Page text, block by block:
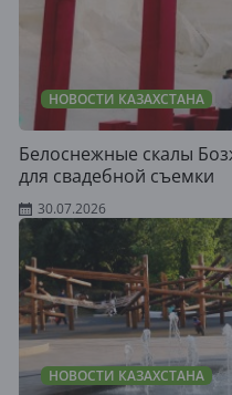
НОВОСТИ КАЗАХСТАНА
Белоснежные скалы
для свадебной съемки
30.07.2026
НОВОСТИ КАЗАХСТАНА